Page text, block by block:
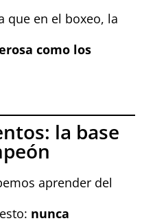
que en el boxeo, la
como los
la base
aprender del
nunca